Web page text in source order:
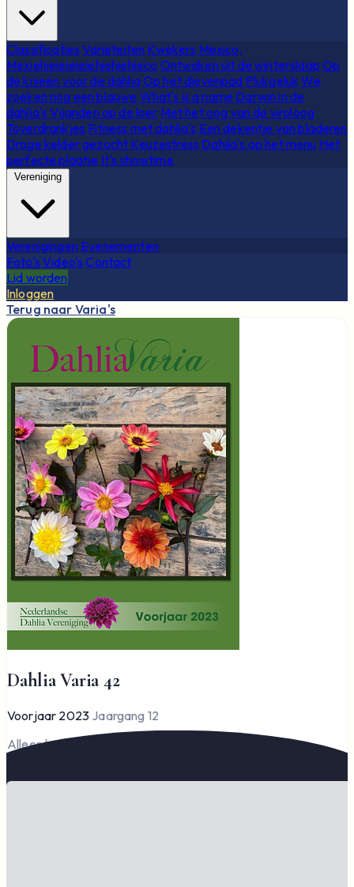
Classificaties Variëteiten Kwekers Mexico,
Mexiehieieieieiehiehiehieco Ontwaken uit de winterslaap Op
de knieën voor de dahliaOp het dievenpad Plukgeluk We
zoeken nog een blauwe What's is a name Darwin in de
dahlia's Vijanden op de loer Met het oog van de viroloog
Toverdrankjes Fitness met dahlia's Een dekentje van bladeren
Droge kelder gezocht Keuzestress Dahlia's op het menu Het
perfecte plaatje It's showtime
Vereniging
Verenigingen Evenementen
Foto's Video's Contact
Lid worden
Inloggen
Terug naar Varia's
Dahlia Varia 42
Voorjaar 2023 Jaargang 12
Alleen leden kunnen Dahlia Varia lezen en downloaden.